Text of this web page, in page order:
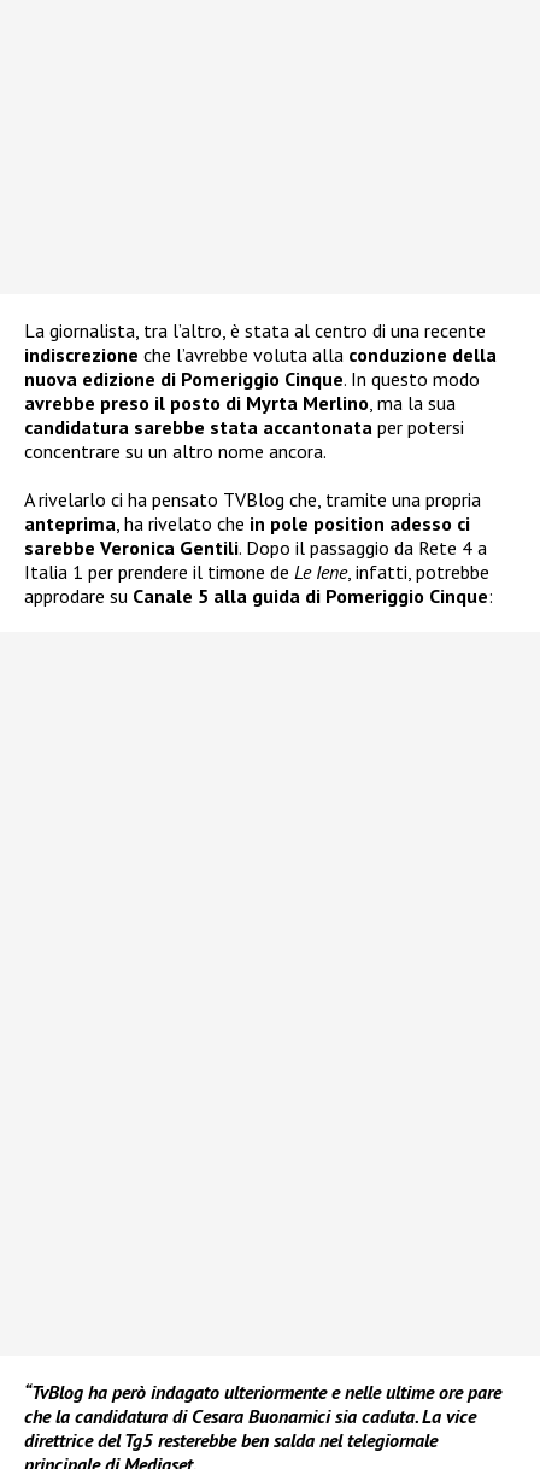
La giornalista, tra l’altro, è stata al centro di una recente
indiscrezione che l’avrebbe voluta alla conduzione della
nuova edizione di Pomeriggio Cinque. In questo modo
avrebbe preso il posto di Myrta Merlino, ma la sua
candidatura sarebbe stata accantonata per potersi
concentrare su un altro nome ancora.
A rivelarlo ci ha pensato TVBlog che, tramite una propria
anteprima, ha rivelato che in pole position adesso ci
sarebbe Veronica Gentili. Dopo il passaggio da Rete 4 a
Italia 1 per prendere il timone de Le Iene, infatti, potrebbe
approdare su Canale 5 alla guida di Pomeriggio Cinque:
“TvBlog ha però indagato ulteriormente e nelle ultime ore pare
che la candidatura di Cesara Buonamici sia caduta. La vice
direttrice del Tg5 resterebbe ben salda nel telegiornale